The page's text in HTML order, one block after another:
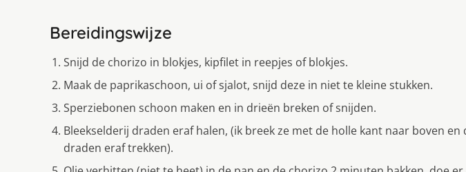
Bereidingswijze
Snijd de chorizo in blokjes, kipfilet in reepjes of blokjes.
Maak de paprikaschoon, ui of sjalot, snijd deze in niet te kleine stukken.
Sperziebonen schoon maken en in drieën breken of snijden.
Bleekselderij draden eraf halen, (ik breek ze met de holle kant naar boven en
draden eraf trekken).